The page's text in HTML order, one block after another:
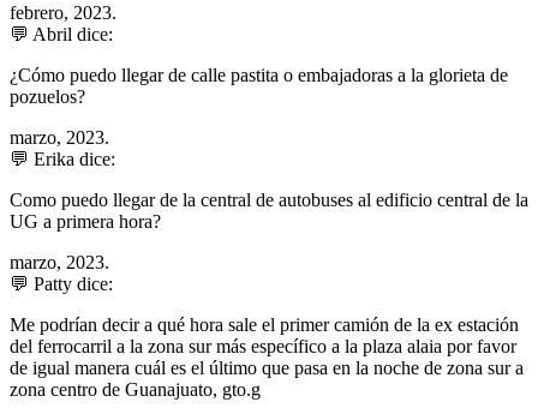
febrero, 2023.
💬 Abril dice:
¿Cómo puedo llegar de calle pastita o embajadoras a la glorieta de
pozuelos?
marzo, 2023.
💬 Erika dice:
Como puedo llegar de la central de autobuses al edificio central de la
UG a primera hora?
marzo, 2023.
💬 Patty dice:
Me podrían decir a qué hora sale el primer camión de la ex estación
del ferrocarril a la zona sur más específico a la plaza alaia por favor
de igual manera cuál es el último que pasa en la noche de zona sur a
zona centro de Guanajuato, gto.g